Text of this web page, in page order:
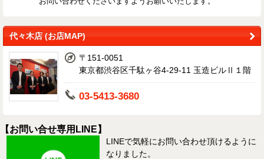
代々木店 (お店MAP)
〒151-0051
東京都渋谷区千駄ヶ谷4-29-11 玉造ビルⅡ１階
03-5413-3680
【お問い合せ専用LINE】
LINEで気軽にお問い合わせ頂けるように
なりました。